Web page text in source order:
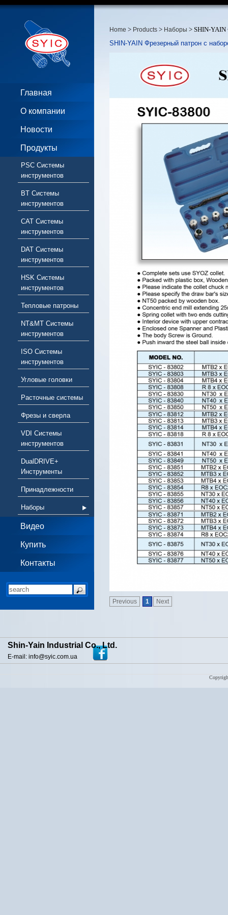
Главная
О компании
Новости
Продукты
PSC Системы
инструментов
BT Системы
инструментов
CAT Системы
инструментов
DAT Системы
инструментов
HSK Системы
инструментов
Тепловые патроны
NT&MT Системы
инструментов
ISO Системы
инструментов
Угловые головки
Расточные системы
Фрезы и сверла
VDI Системы
инструментов
DualDRIVE+
Инструменты
Принадлежности
Наборы
Видео
Купить
Контакты
Home > Products > Наборы > SHIN-YAIN
SHIN-YAIN Фрезерный патрон с
Previous 1 Next
Shin-Yain Industrial Co., Ltd.
E-mail: info@syic.com.ua